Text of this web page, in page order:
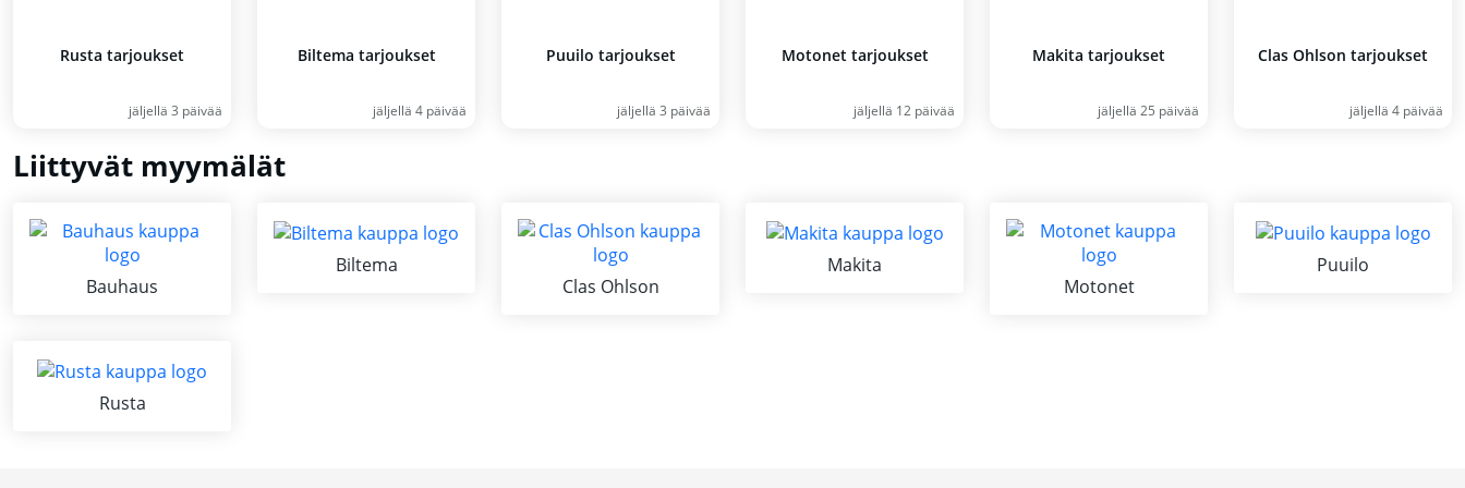
Rusta tarjoukset
jäljellä 3 päivää
Biltema tarjoukset
jäljellä 4 päivää
Puuilo tarjoukset
jäljellä 3 päivää
Motonet tarjoukset
jäljellä 12 päivää
Makita tarjoukset
jäljellä 25 päivää
Clas Ohlson tarjoukset
jäljellä 4 päivää
Liittyvät myymälät
Bauhaus
Biltema
Clas Ohlson
Makita
Motonet
Puuilo
Rusta